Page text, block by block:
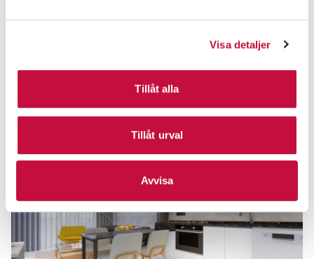
Visa detaljer
Tillåt alla
Tillåt urval
Avvisa